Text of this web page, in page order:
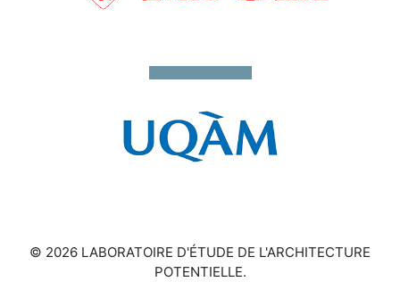
© 2026 LABORATOIRE D'ÉTUDE DE L'ARCHITECTURE
POTENTIELLE.